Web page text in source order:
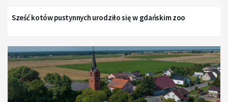
Sześć kotów pustynnych urodziło się w gdańskim zoo